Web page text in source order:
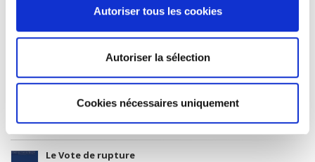
Autoriser tous les cookies
Autoriser la sélection
Cookies nécessaires uniquement
Title First Published
Thema subject category: Politics and government
Titresliés
Le Vote de rupture